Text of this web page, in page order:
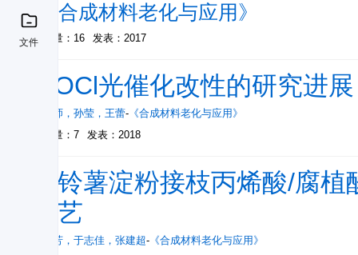
文件
- 《合成材料老化与应用》
被引量：16 发表：2017
BiOCl光催化改性的研究进展
黄文师 ， 孙莹 ， 王蕾- 《合成材料老化与应用》
被引量：7
发表：2018
马铃薯淀粉接枝丙烯酸/腐
工艺
李东芳 ， 于志佳 ， 张建超- 《合成材料老化与应用》